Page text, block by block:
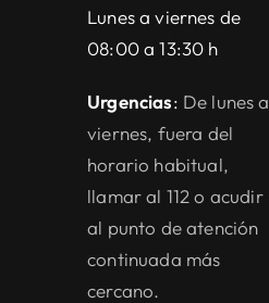
Lunes a viernes de
08:00 a 13:30 h
Urgencias: De lunes a
viernes, fuera del
horario habitual,
llamar al 112 o acudir
al punto de atención
continuada más
cercano.